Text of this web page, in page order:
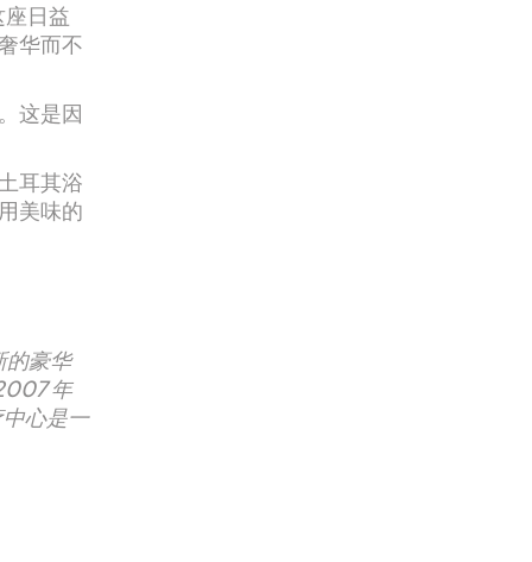
日益
华而不
这是因
耳其浴
美味的
的豪华
年
心是一